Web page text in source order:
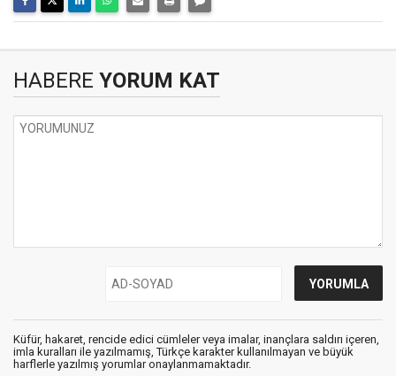
HABERE YORUM KAT
Küfür, hakaret, rencide edici cümleler veya imalar, inançlara saldırı içeren,
imla kuralları ile yazılmamış, Türkçe karakter kullanılmayan ve büyük
harflerle yazılmış yorumlar onaylanmamaktadır.